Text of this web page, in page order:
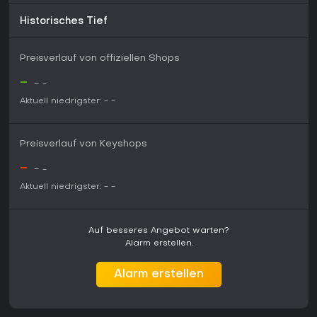
Historisches Tief
Preisverlauf von offiziellen Shops
- - -
Aktuell niedrigster: - -
Preisverlauf von Keyshops
- - -
Aktuell niedrigster: - -
Auf besseres Angebot warten?
Alarm erstellen.
Alarm erstellen